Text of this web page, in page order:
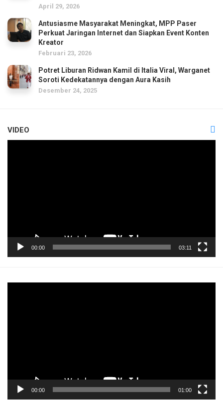
April 29, 2026
Antusiasme Masyarakat Meningkat, MPP Paser
Perkuat Jaringan Internet dan Siapkan Event Konten
Kreator
Februari 23, 2026
Potret Liburan Ridwan Kamil di Italia Viral, Warganet
Soroti Kedekatannya dengan Aura Kasih
Desember 24, 2025
VIDEO
00:00 03:11
00:00 01:00